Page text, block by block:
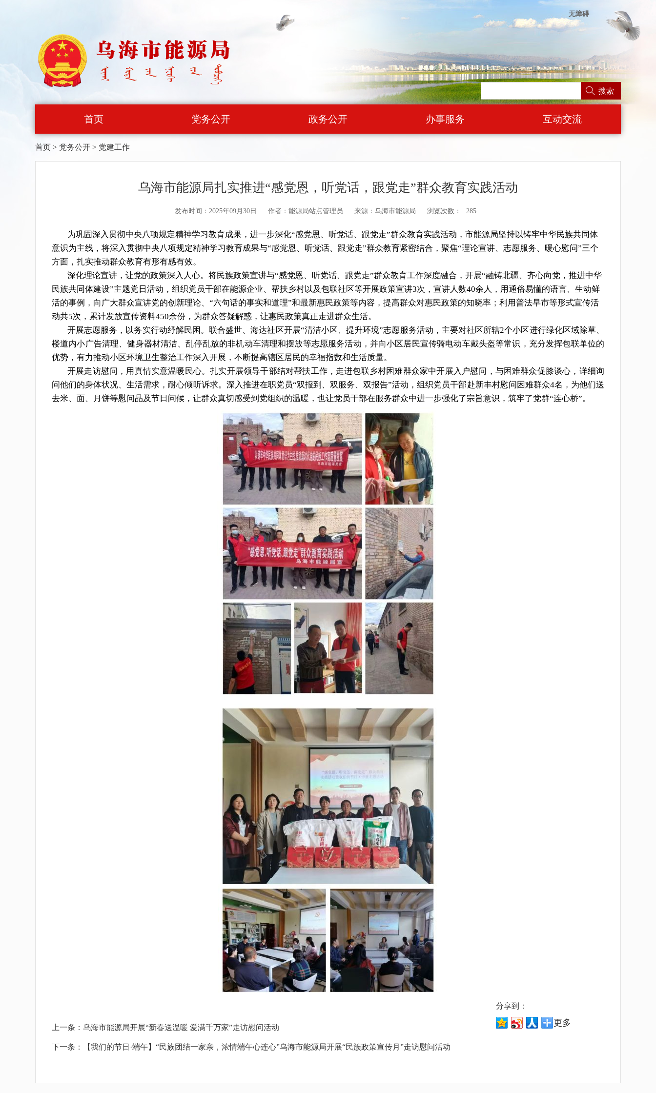
无障碍
搜索
首页 党务公开 政务公开 办事服务 互动交流
首页 > 党务公开 > 党建工作
乌海市能源局扎实推进“感党恩，听党话，跟党走”群众教育实践活动
发布时间：2025年09月30日 作者：能源局站点管理员 来源：乌海市能源局 浏览次数： 285
为巩固深入贯彻中央八项规定精神学习教育成果，进一步深化“感党恩、听党话、跟党走”群众教育实践活动 ， 市能源局坚持以铸牢中华民族共同体
意识为主线，将深入贯彻中央八项规定精神学习教育成果与“感党恩、听党话、跟党走”群众教育紧密结合，聚焦“理论宣讲、志愿服务、 暖心慰问”三个
方面，扎实推动群众教育有形有感有效。
深化理论宣讲，让党的政策深入人心。 将民族政策宣讲与“感党恩、听党话、跟党走”群众教育工作深度融合， 开展“融铸北疆、齐心向党，推进中华
民族共同体建设”主题党日活动， 组织党员干部在能源企业、帮扶乡村以及包联社区等开展政策宣讲3次 ， 宣讲人数40余人， 用通俗易懂的语言、生动鲜
活的事例，向广大群众宣讲党的创新理论、“六句话的事实和道理”和最新惠民政策等内容， 提高群众对惠民政策的知晓率 ； 利用普法早市等形式宣传活
动共5次，累计发放宣传资料450余份， 为群众答疑解惑，让惠民政策真正走进群众生活。
开展志愿服务，以务实行动纾解民困。联合盛世、海达社区开展“清洁小区、提升环境”志愿服务活动，主要对社区所辖2个小区进行绿化区域除草、
楼道内小广告清理、健身器材清洁、乱停乱放的非机动车清理和摆放等志愿服务活动，并向小区居民宣传骑电动车戴头盔等常识 ，充分发挥包联单位的
优势，有力推动小区环境卫生整治工作深入开展，不断提高辖区居民的幸福指数和生活质量。
开展走访慰问，用真情实意温暖民心。扎实开展领导干部结对帮扶工作，走进包联乡村困难群众家中开展入户慰问，与困难群众促膝谈心，详细询
问他们的身体状况、生活需求，耐心倾听诉求。深入推进在职党员“双报到、双服务、双报告”活动，组织党员干部赴新丰村慰问困难群众4名，为他们送
去米、面、月饼等慰问品及节日问候，让群众真切感受到党组织的温暖，也让党员干部在服务群众中进一步强化了宗旨意识，筑牢了党群“连心桥”。
分享到：
更多
上一条： 乌海市能源局开展“新春送温暖 爱满千万家”走访慰问活动
下一条： 【我们的节日·端午】“民族团结一家亲，浓情端午心连心”乌海市能源局开展“民族政策宣传月”走访慰问活动